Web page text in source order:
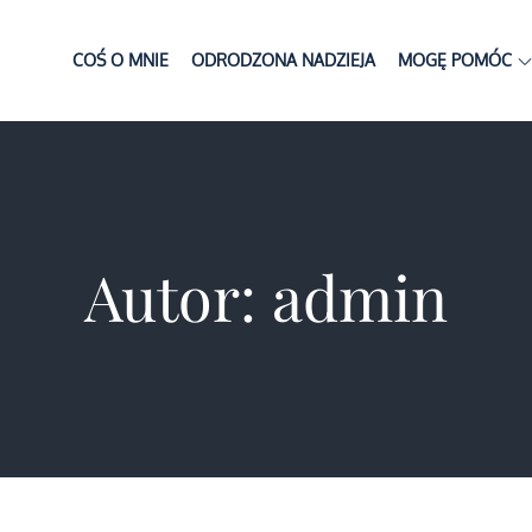
to
Nadzieja
COŚ O MNIE ODRODZONA NADZIEJA MOGĘ POMÓC
Autor: admin